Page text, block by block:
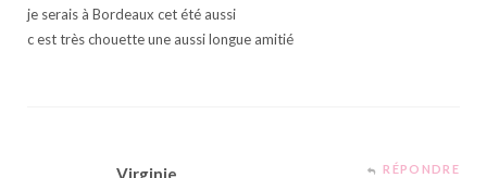
je serais à Bordeaux cet été aussi
c est très chouette une aussi longue amitié
Virginie RÉPONDRE